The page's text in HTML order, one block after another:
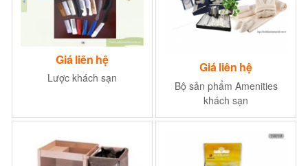
Giá liên hệ
Lược khách sạn
Giá liên hệ
Bộ sản phẩm Amenities
khách sạn